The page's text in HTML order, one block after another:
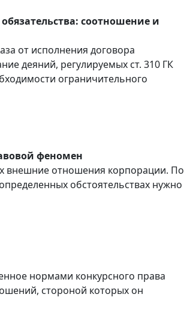
соотношение и
от исполнения договора
деяний, регулируемых ст. 310 ГК
ограничительного
феномен
внешние отношения корпорации. По
обстоятельствах нужно
нормами конкурсного права
стороной которых он